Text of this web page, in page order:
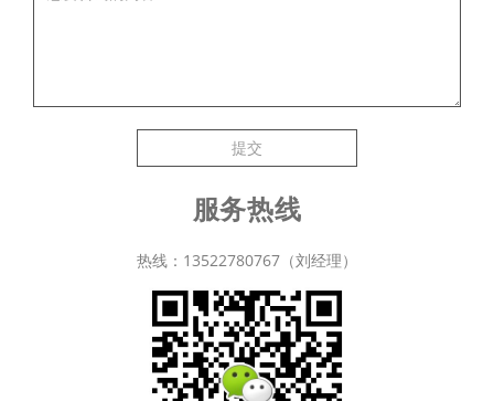
提交
服务热线
热线：13522780767（刘经理）